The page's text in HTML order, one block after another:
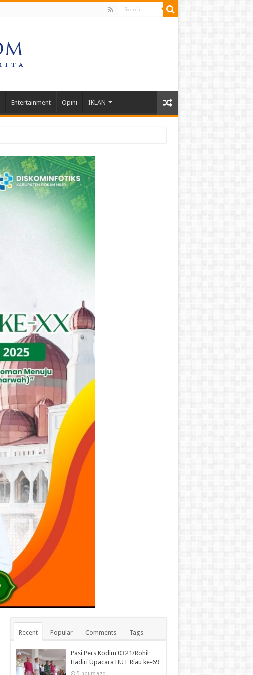
Entertainment Opini IKLAN
Recent
Popular Comments Tags
Pasi Pers Kodim 0321/Rohil
Hadiri Upacara HUT Riau ke-69
5 hours ago